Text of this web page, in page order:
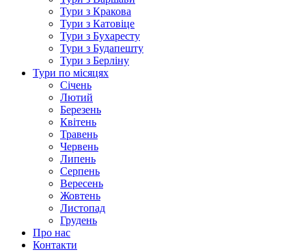
Тури з Кракова
Тури з Катовіце
Тури з Бухаресту
Тури з Будапешту
Тури з Берліну
Тури по місяцях
Січень
Лютий
Березень
Квітень
Травень
Червень
Липень
Серпень
Вересень
Жовтень
Листопад
Грудень
Про нас
Контакти